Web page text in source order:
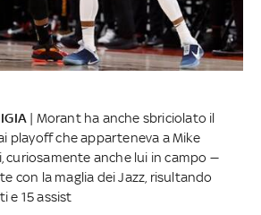
| Morant ha anche sbriciolato il
playoff che apparteneva a Mike
curiosamente anche lui in campo —
con la maglia dei Jazz, risultando
e 15 assist